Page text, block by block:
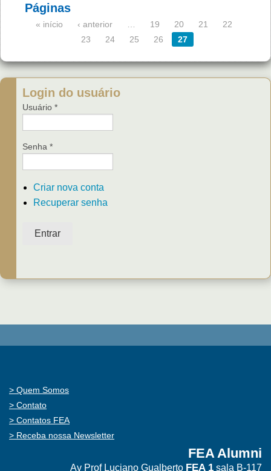
Páginas
« início ‹ anterior 19 20 21
22
23
24 25 26 27
Login do usuário
Usuário *
Senha *
Criar nova conta
Recuperar senha
Entrar
Quem Somos
Contato
Contatos FEA
Receba nossa Newsletter
FEA Alumni
Av Prof Luciano Gualberto FEA 1 sala B-117